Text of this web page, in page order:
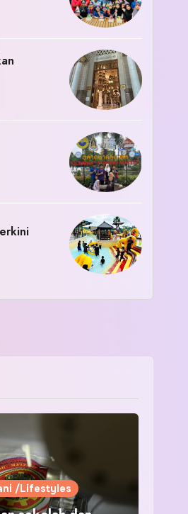
/Lifestyles